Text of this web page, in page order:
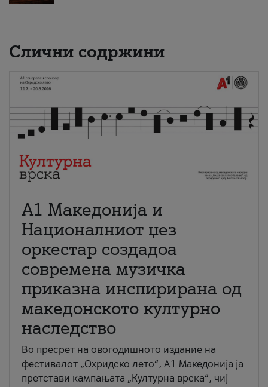
Слични содржини
А1 Македонија и
Националниот џез
оркестар создадоа
современа музичка
приказна инспирирана од
македонското културно
наследство
Во пресрет на овогодишното издание на
фестивалот „Охридско лето“, А1 Македонија ја
претстави кампањата „Културна врска“, чиј